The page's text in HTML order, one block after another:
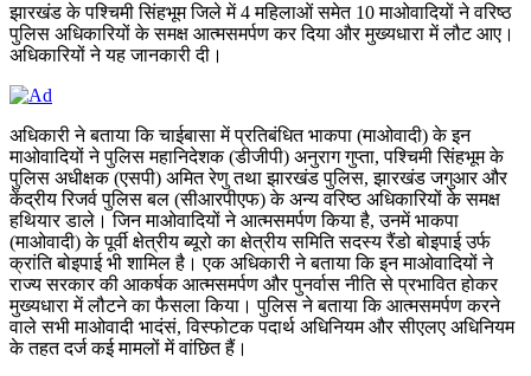
झारखंड के पश्चिमी सिंहभूम जिले में 4 महिलाओं समेत 10 माओवादियों ने वरिष्ठ
पुलिस अधिकारियों के समक्ष आत्मसमर्पण कर दिया और मुख्यधारा में लौट आए।
अधिकारियों ने यह जानकारी दी।
अधिकारी ने बताया कि चाईबासा में प्रतिबंधित भाकपा (माओवादी) के इन
माओवादियों ने पुलिस महानिदेशक (डीजीपी) अनुराग गुप्ता, पश्चिमी सिंहभूम के
पुलिस अधीक्षक (एसपी) अमित रेणु तथा झारखंड पुलिस, झारखंड जगुआर और
केंद्रीय रिजर्व पुलिस बल (सीआरपीएफ) के अन्य वरिष्ठ अधिकारियों के समक्ष
हथियार डाले। जिन माओवादियों ने आत्मसमर्पण किया है, उनमें भाकपा
(माओवादी) के पूर्वी क्षेत्रीय ब्यूरो का क्षेत्रीय समिति सदस्य रैंडो बोइपाई उर्फ ​​
क्रांति बोइपाई भी शामिल है। एक अधिकारी ने बताया कि इन माओवादियों ने
राज्य सरकार की आकर्षक आत्मसमर्पण और पुनर्वास नीति से प्रभावित होकर
मुख्यधारा में लौटने का फैसला किया। पुलिस ने बताया कि आत्मसमर्पण करने
वाले सभी माओवादी भादंसं, विस्फोटक पदार्थ अधिनियम और सीएलए अधिनियम
के तहत दर्ज कई मामलों में वांछित हैं।